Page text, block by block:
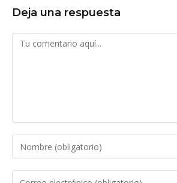
Deja una respuesta
Comentario
Introduce
tu
nombre
Introduce